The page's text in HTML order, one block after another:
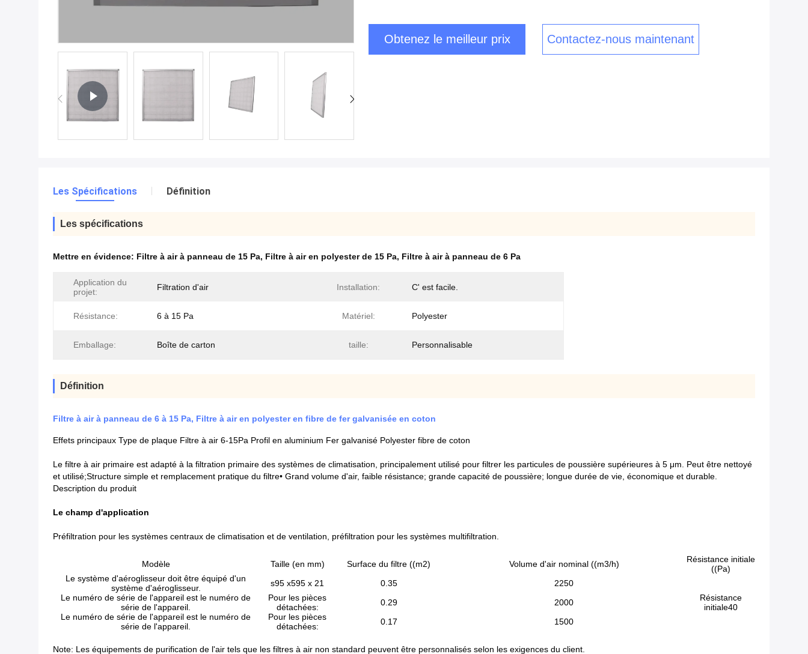
Obtenez le meilleur prix Contactez-nous maintenant
Les Spécifications Définition
Les spécifications
Mettre en évidence: Filtre à air à panneau de 15 Pa, Filtre à air en polyester de 15 Pa, Filtre à air à panneau de 6 Pa
Application du
projet:
Filtration d'air Installation: C' est facile.
Résistance: 6 à 15 Pa Matériel: Polyester
Emballage: Boîte de carton taille: Personnalisable
Définition
Filtre à air à panneau de 6 à 15 Pa, Filtre à air en polyester en fibre de fer galvanisée en coton
Effets principaux Type de plaque Filtre à air 6-15Pa Profil en aluminium Fer galvanisé Polyester fibre de coton
Le filtre à air primaire est adapté à la filtration primaire des systèmes de climatisation, principalement utilisé pour filtrer les particules de poussière supérieures à 5 μm. Peut être nettoyé
et utilisé;Structure simple et remplacement pratique du filtre• Grand volume d'air, faible résistance; grande capacité de poussière; longue durée de vie, économique et durable.
Description du produit
Le champ d'application
Préfiltration pour les systèmes centraux de climatisation et de ventilation, préfiltration pour les systèmes multifiltration.
Modèle Taille (en mm) Surface du filtre ((m2) Volume d'air nominal ((m3/h)
Résistance initiale
((Pa)
Le système d'aéroglisseur doit être équipé d'un
système d'aéroglisseur.
s95 x595 x 21 0.35
2250
Résistance
initiale40
Le numéro de série de l'appareil est le numéro de
série de l'appareil.
Pour les pièces
détachées:
0.29
2000
Le numéro de série de l'appareil est le numéro de
série de l'appareil.
Pour les pièces
détachées:
0.17 1500
Note: Les équipements de purification de l'air tels que les filtres à air non standard peuvent être personnalisés selon les exigences du client.